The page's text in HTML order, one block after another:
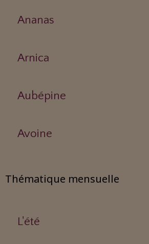
Ananas
Arnica
Aubépine
Avoine
Thématique mensuelle
L'été